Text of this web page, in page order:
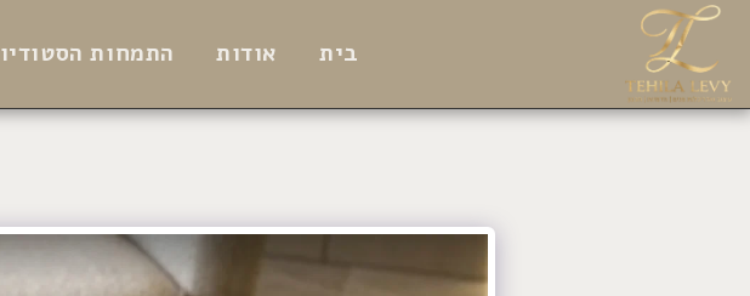
בית אודות התמחות הסטודיו